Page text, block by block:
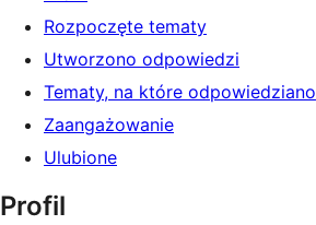
Rozpoczęte tematy
Utworzono odpowiedzi
Tematy, na które odpowiedziano
Zaangażowanie
Ulubione
Profil